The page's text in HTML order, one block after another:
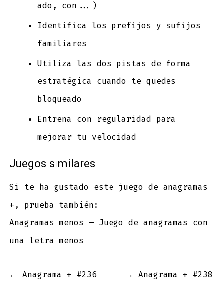
ado, con...)
Identifica los prefijos y sufijos
familiares
Utiliza las dos pistas de forma
estratégica cuando te quedes
bloqueado
Entrena con regularidad para
mejorar tu velocidad
Juegos similares
Si te ha gustado este juego de anagramas
+, prueba también:
Anagramas menos – Juego de anagramas con
una letra menos
← Anagrama + #236 → Anagrama + #238